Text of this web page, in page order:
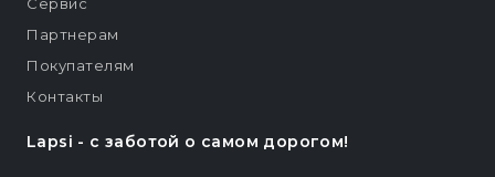
Lapsi - c заботой о самом дорогом!
Партнерам
Покупателям
Контакты